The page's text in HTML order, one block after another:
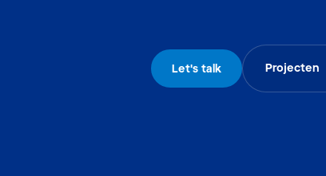
Let's talk Projecten